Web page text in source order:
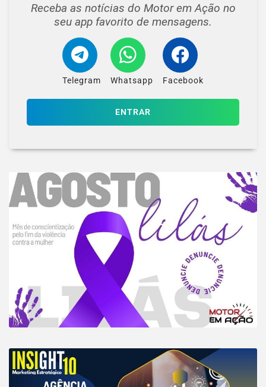
Receba as notícias do Motor em Ação no
seu app favorito de mensagens.
Telegram Whatsapp Facebook
ENTRAR